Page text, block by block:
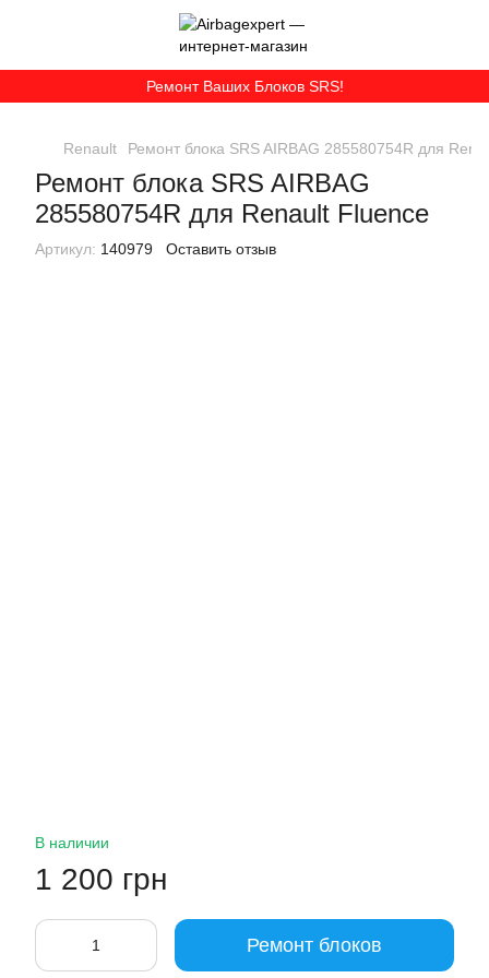
Ремонт Ваших Блоков SRS!
Renault Ремонт блока SRS AIRBAG 285580754R для
Ремонт блока SRS AIRBAG
285580754R для Renault Fluence
Артикул: 140979 Оставить отзыв
В наличии
1 200 грн
Ремонт блоков